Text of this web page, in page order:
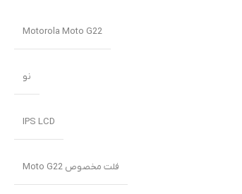
Motorola Moto G22
نو
IPS LCD
فلت مخصوص Moto G22